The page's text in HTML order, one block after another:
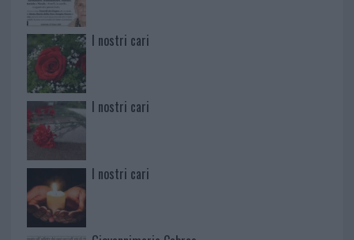
I nostri cari
I nostri cari
I nostri cari